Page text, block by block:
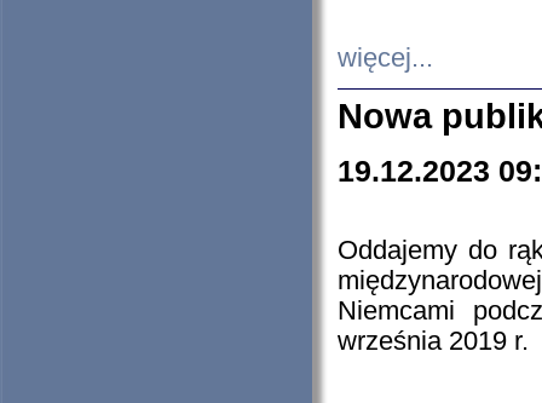
więcej...
Nowa
19.12.2023
Oddajemy do
Niemcami
września 2019 r.